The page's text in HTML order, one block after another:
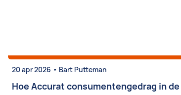
20 apr 2026 • Bart Putteman
Hoe Accurat consumentengedrag in